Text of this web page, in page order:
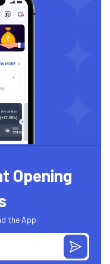
Opening
the App